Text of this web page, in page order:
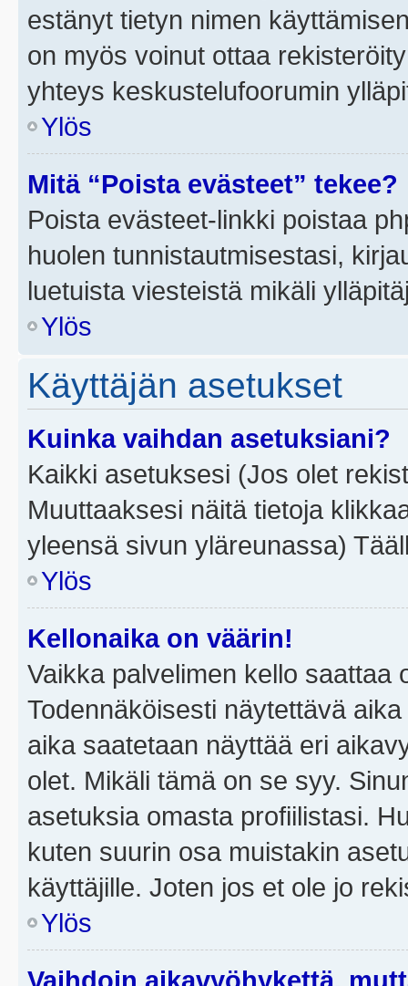
estänyt tietyn nimen
on myös voinut ottaa
yhteys keskustelufoorumin
Ylös
Mitä “Poista evästeet” tekee?
Poista evästeet-linkki poistaa
huolen tunnistautmisestasi,
luetuista viesteistä mikäli
Ylös
Käyttäjän asetukset
Kuinka vaihdan asetuksiani?
Kaikki asetuksesi (Jos olet
Muuttaaksesi näitä tietoja
yleensä sivun yläreunassa)
Ylös
Kellonaika on väärin!
Vaikka palvelimen kello saattaa
Todennäköisesti näytettävä
aika saatetaan näyttää eri
olet. Mikäli tämä on se syy.
asetuksia omasta profiilistasi.
kuten suurin osa muistakin
käyttäjille. Joten jos et ole jo
Ylös